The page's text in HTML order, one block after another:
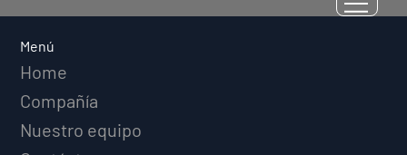
Medible: Por Qué el Cociente de
Menú
Home
Compañía
Nuestro equipo